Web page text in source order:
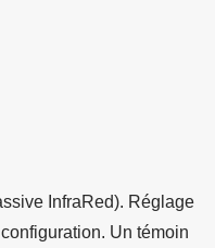
InfraRed). Réglage
Un témoin